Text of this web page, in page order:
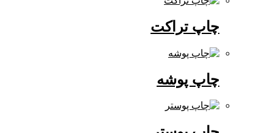
چاپ تراکت
چاپ پوشه